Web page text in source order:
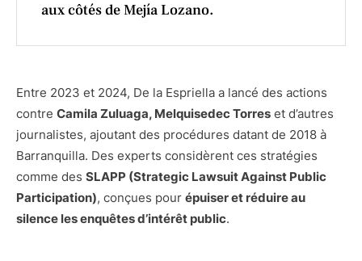
aux côtés de Mejía Lozano.
Entre 2023 et 2024, De la Espriella a lancé des actions
contre Camila Zuluaga, Melquisedec Torres et d’autres
journalistes, ajoutant des procédures datant de 2018 à
Barranquilla. Des experts considèrent ces stratégies
comme des SLAPP (Strategic Lawsuit Against Public
Participation), conçues pour épuiser et réduire au
silence les enquêtes d’intérêt public.